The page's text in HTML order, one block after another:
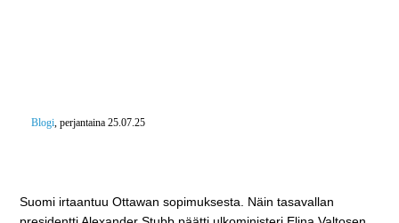
Blogi, perjantaina 25.07.25
Suomi irtaantuu Ottawan sopimuksesta. Näin tasavallan